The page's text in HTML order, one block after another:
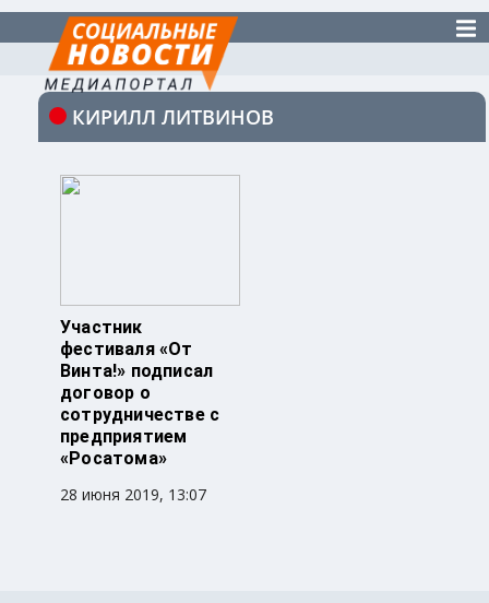
КИРИЛЛ ЛИТВИНОВ
Участник
фестиваля «От
Винта!» подписал
договор о
сотрудничестве с
предприятием
«Росатома»
28 июня 2019, 13:07